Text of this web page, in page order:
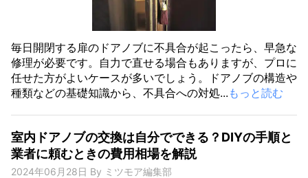
毎日開閉する扉のドアノブに不具合が起こったら、早急な
修理が必要です。自力で直せる場合もありますが、プロに
任せた方がよいケースが多いでしょう。ドアノブの構造や
種類などの基礎知識から、不具合への対処... もっと読む
室内ドアノブの交換は自分でできる？DIYの手順と
業者に頼むときの費用相場を解説
2024年06月28日 By ミツモア編集部